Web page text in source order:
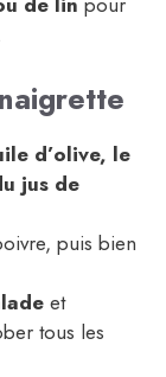
d’olive, le
jus de
puis bien
et
tous les